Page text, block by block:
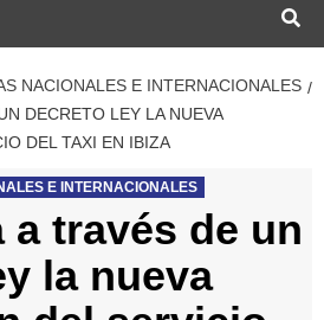
NACIONALES E INTERNACIONALES
DECRETO LEY LA NUEVA
DEL TAXI EN IBIZA
E INTERNACIONALES
a través de un
la nueva